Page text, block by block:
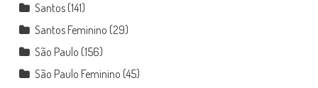
Santos(141)
Santos Feminino (29)
São Paulo (156)
São Paulo Feminino (45)